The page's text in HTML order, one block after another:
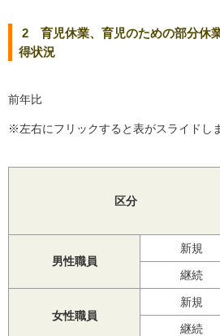
2 育児休業、育児のための部分休
得状況
※括
前年比
※左右にフリックすると表がスライドし
区分
男性職員
新規
継続
女性職員
新規
継続